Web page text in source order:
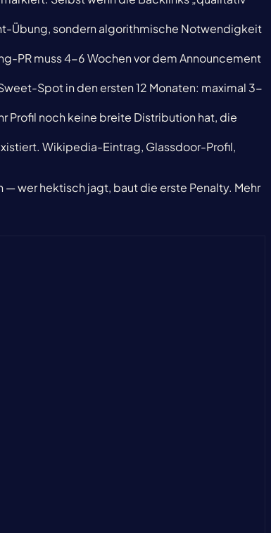
Übung, sondern algorithmische Notwendigkeit
PR muss 4-6 Wochen vor dem Announcement
Spot in den ersten 12 Monaten: maximal 3-
Profil noch keine breite Distribution hat, die
Wikipedia-Eintrag, Glassdoor-Profil,
wer hektisch jagt, baut die erste Penalty. Mehr